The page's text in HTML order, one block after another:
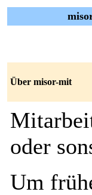
Über misor-mit
oder
Um